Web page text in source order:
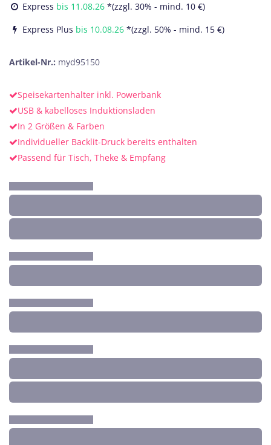
Express bis 11.08.26 *(zzgl. 30% - mind. 10 €)
Express Plus bis 10.08.26 *(zzgl. 50% - mind. 15 €)
Artikel-Nr.: myd95150
Speisekartenhalter inkl. Powerbank
USB & kabelloses Induktionsladen
In 2 Größen & Farben
Individueller Backlit-Druck bereits enthalten
Passend für Tisch, Theke & Empfang